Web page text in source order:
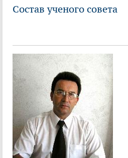
Состав ученого совета